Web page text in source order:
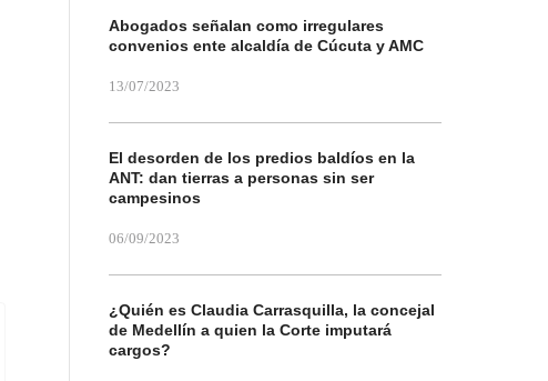
Abogados señalan como irregulares
convenios ente alcaldía de Cúcuta y AMC
13/07/2023
El desorden de los predios baldíos en la
ANT: dan tierras a personas sin ser
campesinos
06/09/2023
¿Quién es Claudia Carrasquilla, la concejal
de Medellín a quien la Corte imputará
cargos?